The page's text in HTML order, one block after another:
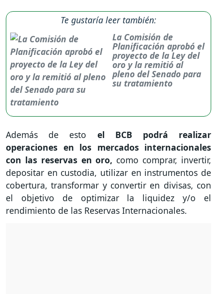
Te gustaría leer también:
La Comisión de
Planificación aprobó el
proyecto de la Ley del
oro y la remitió al
pleno del Senado para
su tratamiento
Además de esto el BCB podrá realizar
operaciones en los mercados internacionales
con las reservas en oro, como comprar, invertir,
depositar en custodia, utilizar en instrumentos de
cobertura, transformar y convertir en divisas, con
el objetivo de optimizar la liquidez y/o el
rendimiento de las Reservas Internacionales.